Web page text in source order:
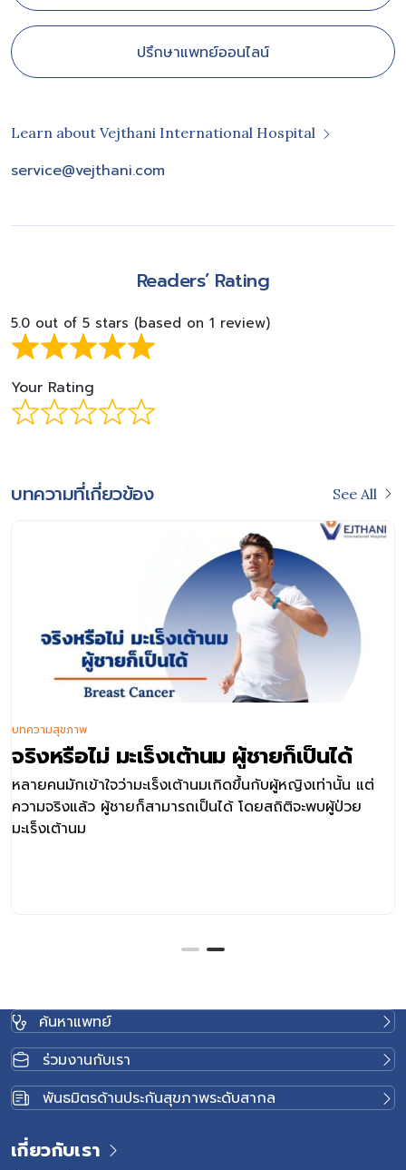
ปรึกษาแพทย์ออนไลน์
Learn about Vejthani International Hospital
service@vejthani.com
Readers’ Rating
5.0 out of 5 stars (based on 1 review)
Your Rating
บทความที่เกี่ยวข้อง See All
จริงหรือไม่ มะเร็งเต้านม ผู้ชายก็เป็นได้
หลายคนมักเข้าใจว่ามะเร็งเต้านมเกิดขึ้นกับผู้หญิงเท่านั้น แต่
ความจริงแล้ว ผู้ชายก็สามารถเป็นได้ โดยสถิติจะพบผู้ป่วย
มะเร็งเต้านม
บทความสุขภาพ
ค้นหาแพทย์
ร่วมงานกับเรา
พันธมิตรด้านประกันสุขภาพระดับสากล
เกี่ยวกับเรา